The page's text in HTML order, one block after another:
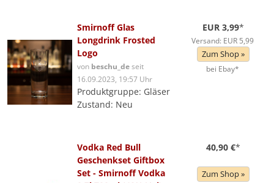
Smirnoff Glas
Longdrink Frosted
Logo
von beschu_deseit
16.09.2023, 19:57 Uhr
Produktgruppe: Gläser
Zustand: Neu
EUR 3,99*
Versand: EUR 5,99
Zum Shop »
bei Ebay*
Vodka Red Bull
Geschenkset Giftbox
Set - Smirnoff Vodka
40,90 €*
Zum Shop »